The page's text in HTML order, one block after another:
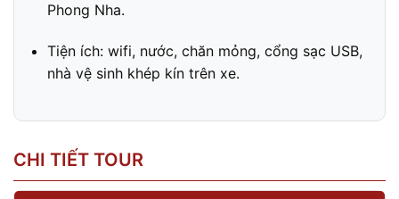
Phong Nha.
Tiện ích: wifi, nước, chăn mỏng, cổng sạc USB,
nhà vệ sinh khép kín trên xe.
CHI TIẾT TOUR